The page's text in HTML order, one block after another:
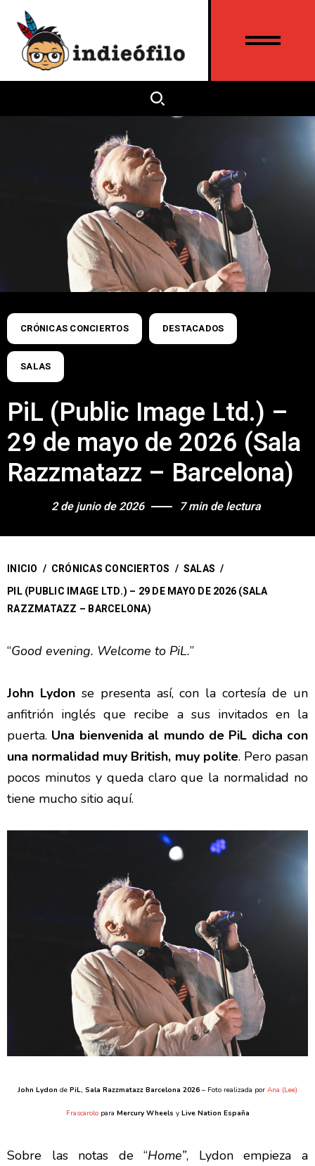
CRÓNICAS CONCIERTOS DESTACADOS
SALAS
PiL (Public Image Ltd.) –
29 de mayo de 2026 (Sala
Razzmatazz – Barcelona)
2 de junio de 2026 7 min de lectura
INICIO / CRÓNICAS CONCIERTOS / SALAS /
PIL (PUBLIC IMAGE LTD.) – 29 DE MAYO DE 2026 (SALA
RAZZMATAZZ – BARCELONA)
“Good evening. Welcome to PiL.”
John Lydonse presenta así, con la cortesía de un
anfitrión inglés que recibe a sus invitados en la
puerta. Una bienvenida al mundo de PiL dicha con
una normalidad muy British, muy polite. Pero pasan
pocos minutos y queda claro que la normalidad no
tiene mucho sitio aquí.
John Lydon de PiL, Sala Razzmatazz Barcelona 2026 – Foto realizada por Ana (Lee)
Frascarolopara Mercury Wheels y Live Nation España
Sobre las notas de “Home”, Lydon empieza a